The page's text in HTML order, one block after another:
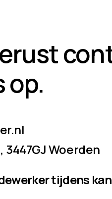
op.
3447GJ Woerden
tijdens